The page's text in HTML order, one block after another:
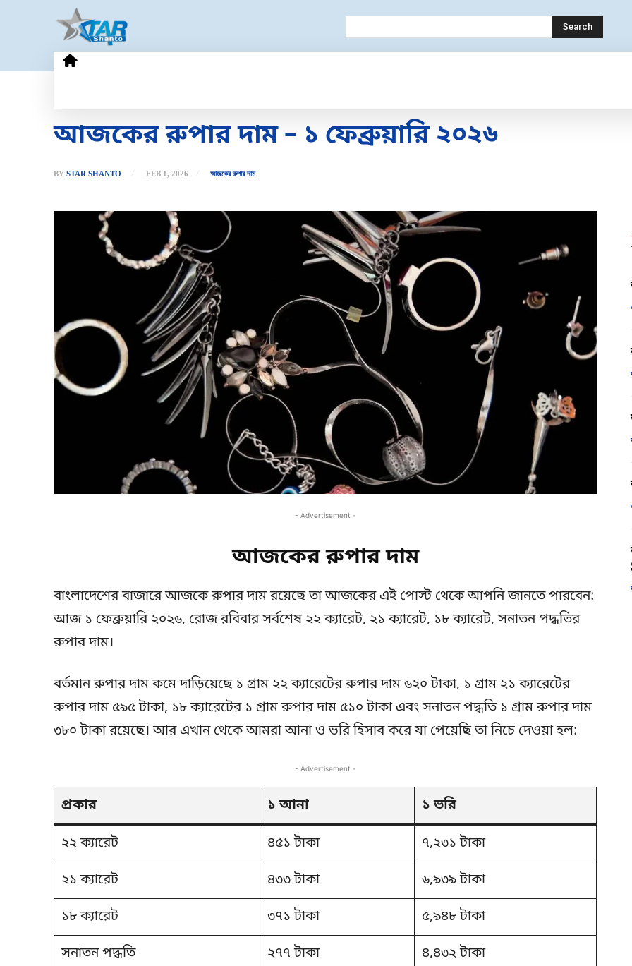
Search
আজকের রুপার দাম – ১ ফেব্রুয়ারি ২০২৬
BY STAR SHANTO FEB 1, 2026 আজকের রুপার দাম
- Advertisement -
আজকের রুপার দাম
বাংলাদেশের বাজারে আজকে রুপার দাম রয়েছে তা আজকের এই পোস্ট থেকে আপনি জানতে পারবেন:
আজ ১ ফেব্রুয়ারি ২০২৬, রোজ রবিবার সর্বশেষ ২২ ক্যারেট, ২১ ক্যারেট, ১৮ ক্যারেট, সনাতন পদ্ধতির
রুপার দাম।
বর্তমান রুপার দাম কমে দাড়িয়েছে ১ গ্রাম ২২ ক্যারেটের রুপার দাম ৬২০ টাকা, ১ গ্রাম ২১ ক্যারেটের
রুপার দাম ৫৯৫ টাকা, ১৮ ক্যারেটের ১ গ্রাম রুপার দাম ৫১০ টাকা এবং সনাতন পদ্ধতি ১ গ্রাম রুপার দাম
৩৮০ টাকা রয়েছে। আর এখান থেকে আমরা আনা ও ভরি হিসাব করে যা পেয়েছি তা নিচে দেওয়া হল:
- Advertisement -
প্রকার ১ আনা ১ ভরি
২২ ক্যারেট ৪৫১ টাকা ৭,২৩১ টাকা
২১ ক্যারেট ৪৩৩ টাকা ৬,৯৩৯ টাকা
১৮ ক্যারেট ৩৭১ টাকা ৫,৯৪৮ টাকা
সনাতন পদ্ধতি ২৭৭ টাকা ৪,৪৩২ টাকা